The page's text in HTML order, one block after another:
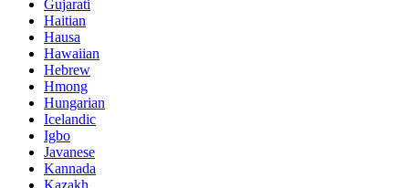
Gujarati
Haitian
Hausa
Hawaiian
Hebrew
Hmong
Hungarian
Icelandic
Igbo
Javanese
Kannada
Kazakh